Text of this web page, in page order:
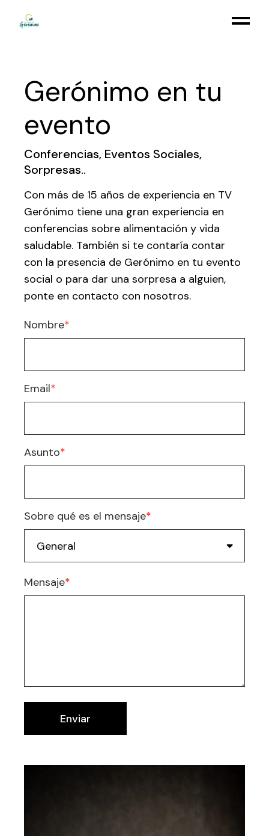
Gerónimo en tu
evento
Conferencias, Eventos Sociales,
Sorpresas..
Con más de 15 años de experiencia en TV
Gerónimo tiene una gran experiencia en
conferencias sobre alimentación y vida
saludable. También si te contaría contar
con la presencia de Gerónimo en tu evento
social o para dar una sorpresa a alguien,
ponte en contacto con nosotros.
Nombre*
Email*
Asunto*
Sobre qué es el mensaje*
Mensaje*
Enviar